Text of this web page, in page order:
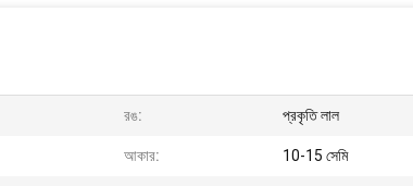
রঙ: প্রকৃতি লাল
আকার: 10-15 সেমি